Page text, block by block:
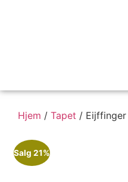
Hjem / Tapet /
Salg 21%